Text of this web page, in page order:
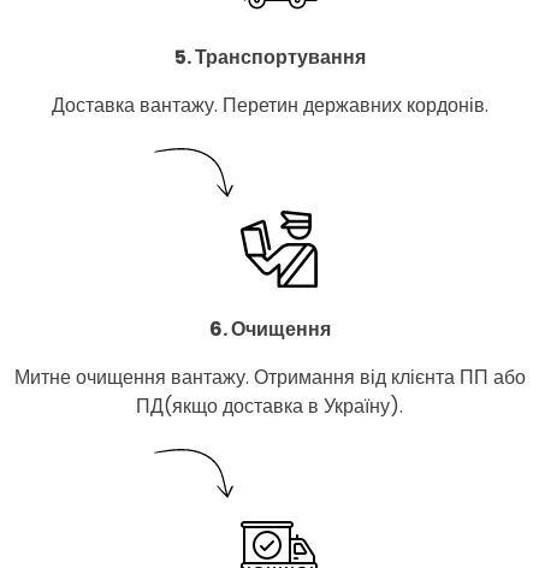
5. Транспортування
Доставка вантажу. Перетин державних кордонів.
6. Очищення
Митне очищення вантажу. Отримання від клієнта ПП або
ПД(якщо доставка в Україну).